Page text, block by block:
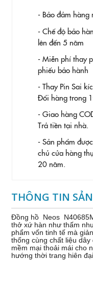
- Bảo đảm hàng
- Chế độ bảo
lên đến 5 năm
- Miễn phí thay
phiếu bảo hành
- Thay Pin Sai
Đổi hàng trong
- Giao hàng
Trả tiền tại nhà.
- Sản phẩm
chủ cửa hàng
20 năm.
THÔNG TIN
Đồng hồ Neos
thở xứ hàn như thấm
phẩm vốn tinh tế mà
thống cùng chất liệu
mềm mại thoải mái cho
hướng thời trang hiên đại.